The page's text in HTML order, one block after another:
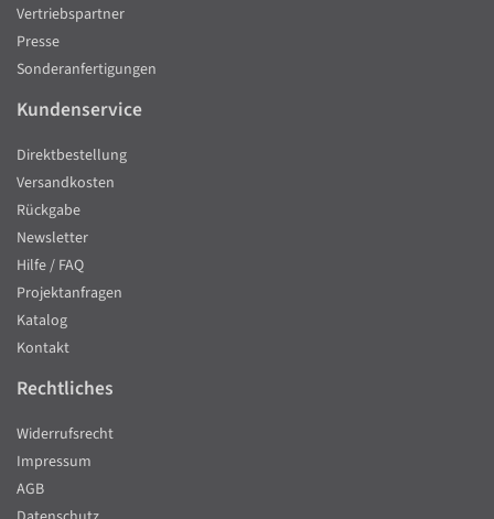
Vertriebspartner
Presse
Sonderanfertigungen
Kundenservice
Direktbestellung
Versandkosten
Rückgabe
Newsletter
Hilfe / FAQ
Projektanfragen
Katalog
Kontakt
Rechtliches
Widerrufsrecht
Impressum
AGB